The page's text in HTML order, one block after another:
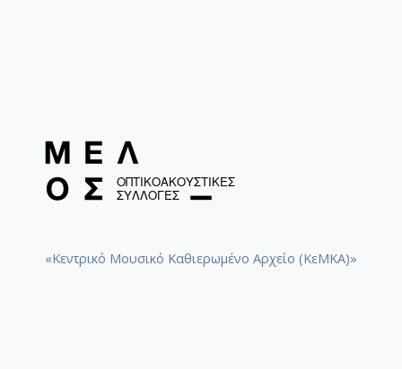
«Κεντρικό Μουσικό Καθιερωμένο Αρχείο (ΚεΜΚΑ)»